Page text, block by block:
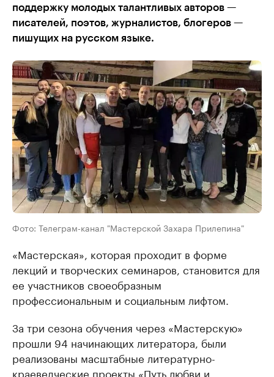
поддержку молодых талантливых авторов —
писателей, поэтов, журналистов, блогеров —
пишущих на русском языке.
Фото: Телеграм-канал "Мастерской Захара Прилепина"
«Мастерская», которая проходит в форме
лекций и творческих семинаров, становится для
ее участников своеобразным
профессиональным и социальным лифтом.
За три сезона обучения через «Мастерскую»
прошли 94 начинающих литератора, были
реализованы масштабные литературно-
краеведческие проекты «Путь любви и